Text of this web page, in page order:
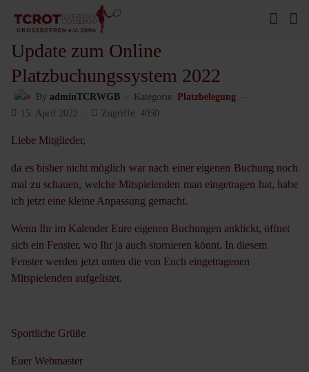
Update zum Online
Platzbuchungssystem 2022
By adminTCRWGB Kategorie: Platzbelegung
15. April 2022
Zugriffe: 4050
Liebe Mitglieder,
da es bisher nicht möglich war nach einer eigenen Buchung noch
mal zu schauen, welche Mitspielenden man eingetragen hat, habe
ich jetzt eine kleine Anpassung gemacht.
Wenn Ihr im Kalender Eure eigenen Buchungen anklickt, öffnet
sich ein Fenster, wo Ihr ja auch stornieren könnt. In diesem
Fenster werden jetzt unten die von Euch eingetragenen
Mitspielenden aufgelistet.
Sportliche Grüße
Euer Webmaster